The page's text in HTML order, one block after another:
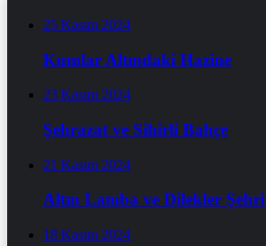
25 Kasım 2024
Kumlar Altındaki Hazine
23 Kasım 2024
Şehrazat ve Sihirli Bahçe
21 Kasım 2024
Altın Lamba ve Dilekler Şehri
18 Kasım 2024